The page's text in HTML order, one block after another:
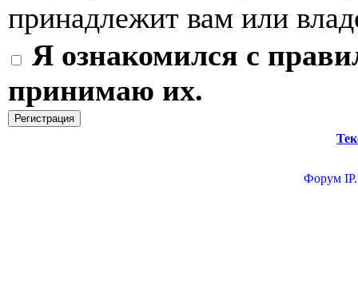
принадлежит вам или
Я ознакомился с
принимаю их.
Форум